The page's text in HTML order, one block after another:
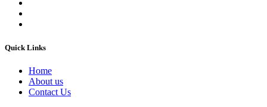
Quick Links
Home
About us
Contact Us